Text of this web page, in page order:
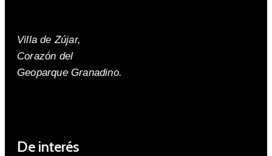
Villa de Zújar,
Corazón del
Geoparque Granadino.
De interés